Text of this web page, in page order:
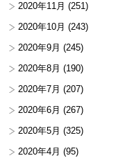
2020年11月 (251)
2020年10月 (243)
2020年9月 (245)
2020年8月 (190)
2020年7月 (207)
2020年6月 (267)
2020年5月 (325)
2020年4月 (95)